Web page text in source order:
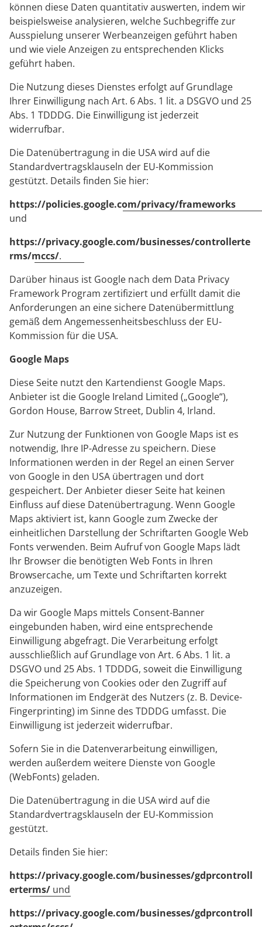
können diese Daten quantitativ auswerten, indem wir
beispielsweise analysieren, welche Suchbegriffe zur
Ausspielung unserer Werbeanzeigen geführt haben
und wie viele Anzeigen zu entsprechenden Klicks
geführt haben.
Die Nutzung dieses Dienstes erfolgt auf Grundlage
Ihrer Einwilligung nach Art. 6 Abs. 1 lit. a DSGVO und 25
Abs. 1 TDDDG. Die Einwilligung ist jederzeit
widerrufbar.
Die Datenübertragung in die USA wird auf die
Standardvertragsklauseln der EU-Kommission
gestützt. Details finden Sie hier:
https://policies.google.com/privacy/frameworks
und
https://privacy.google.com/businesses/controllerte
rms/mccs/.
Darüber hinaus ist Google nach dem Data Privacy
Framework Program zertifiziert und erfüllt damit die
Anforderungen an eine sichere Datenübermittlung
gemäß dem Angemessenheitsbeschluss der EU-
Kommission für die USA.
Google Maps
Diese Seite nutzt den Kartendienst Google Maps.
Anbieter ist die Google Ireland Limited („Google“),
Gordon House, Barrow Street, Dublin 4, Irland.
Zur Nutzung der Funktionen von Google Maps ist es
notwendig, Ihre IP-Adresse zu speichern. Diese
Informationen werden in der Regel an einen Server
von Google in den USA übertragen und dort
gespeichert. Der Anbieter dieser Seite hat keinen
Einfluss auf diese Datenübertragung. Wenn Google
Maps aktiviert ist, kann Google zum Zwecke der
einheitlichen Darstellung der Schriftarten Google Web
Fonts verwenden. Beim Aufruf von Google Maps lädt
Ihr Browser die benötigten Web Fonts in Ihren
Browsercache, um Texte und Schriftarten korrekt
anzuzeigen.
Da wir Google Maps mittels Consent-Banner
eingebunden haben, wird eine entsprechende
Einwilligung abgefragt. Die Verarbeitung erfolgt
ausschließlich auf Grundlage von Art. 6 Abs. 1 lit. a
DSGVO und 25 Abs. 1 TDDDG, soweit die Einwilligung
die Speicherung von Cookies oder den Zugriff auf
Informationen im Endgerät des Nutzers (z. B. Device-
Fingerprinting) im Sinne des TDDDG umfasst. Die
Einwilligung ist jederzeit widerrufbar.
Sofern Sie in die Datenverarbeitung einwilligen,
werden außerdem weitere Dienste von Google
(WebFonts) geladen.
Die Datenübertragung in die USA wird auf die
Standardvertragsklauseln der EU-Kommission
gestützt.
Details finden Sie hier:
https://privacy.google.com/businesses/gdprcontroll
erterms/ und
https://privacy.google.com/businesses/gdprcontroll